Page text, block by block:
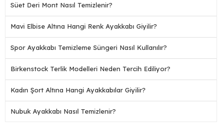
Süet Deri Mont Nasıl Temizlenir?
Mavi Elbise Altına Hangi Renk Ayakkabı Giyilir?
Spor Ayakkabı Temizleme Süngeri Nasıl Kullanılır?
Birkenstock Terlik Modelleri Neden Tercih Ediliyor?
Kadın Şort Altına Hangi Ayakkabılar Giyilir?
Nubuk Ayakkabı Nasıl Temizlenir?